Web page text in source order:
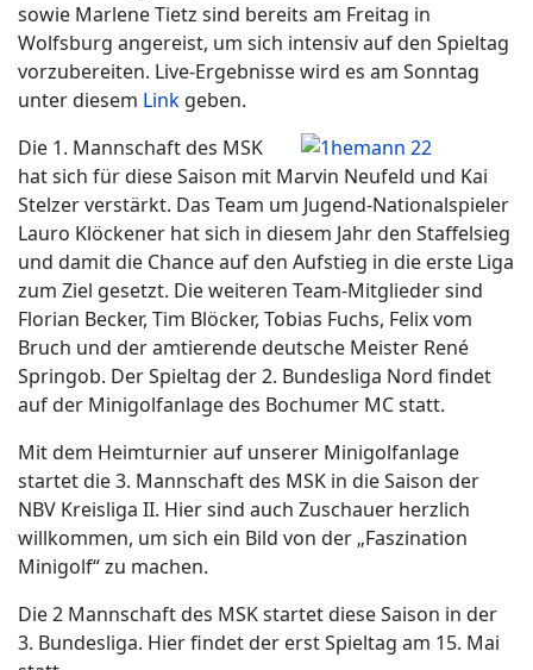
sowie Marlene Tietz sind bereits am Freitag in
Wolfsburg angereist, um sich intensiv auf den Spieltag
vorzubereiten. Live-Ergebnisse wird es am Sonntag
unter diesem Link geben.
Die 1. Mannschaft des MSK
hat sich für diese Saison mit Marvin Neufeld und Kai
Stelzer verstärkt. Das Team um Jugend-Nationalspieler
Lauro Klöckener hat sich in diesem Jahr den Staffelsieg
und damit die Chance auf den Aufstieg in die erste Liga
zum Ziel gesetzt. Die weiteren Team-Mitglieder sind
Florian Becker, Tim Blöcker, Tobias Fuchs, Felix vom
Bruch und der amtierende deutsche Meister René
Springob. Der Spieltag der 2. Bundesliga Nord findet
auf der Minigolfanlage des Bochumer MC statt.
Mit dem Heimturnier auf unserer Minigolfanlage
startet die 3. Mannschaft des MSK in die Saison der
NBV Kreisliga II. Hier sind auch Zuschauer herzlich
willkommen, um sich ein Bild von der „Faszination
Minigolf“ zu machen.
Die 2 Mannschaft des MSK startet diese Saison in der
3. Bundesliga. Hier findet der erst Spieltag am 15. Mai